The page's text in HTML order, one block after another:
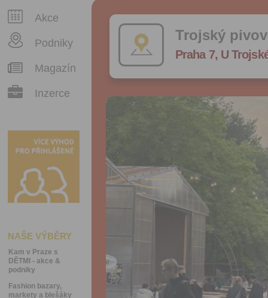
Akce
Podniky
Magazín
Inzerce
NAŠE VÝBĚRY
Kam v Praze s
DĚTMI - akce &
podniky
Fashion bazary,
markety a blešáky
Trojský
Praha 7, U